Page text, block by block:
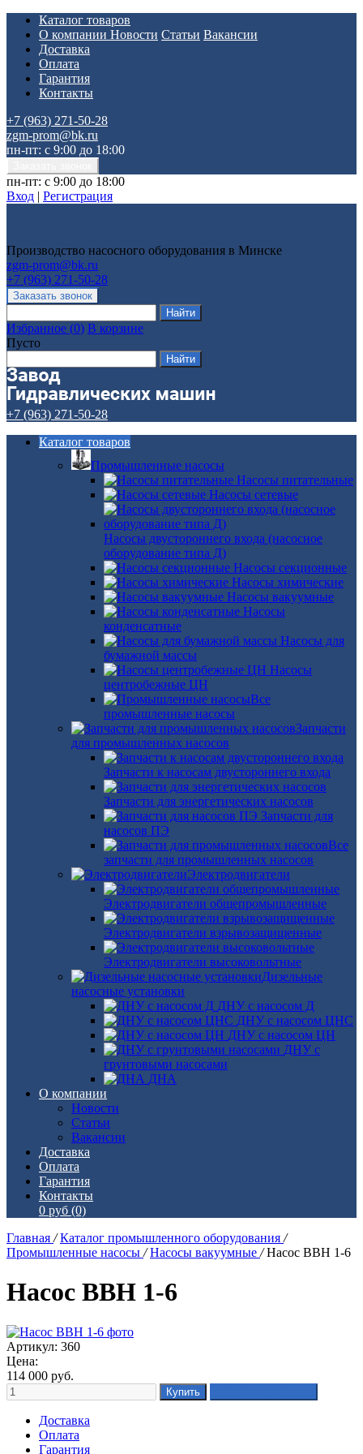
Каталог товаров
О компании Новости Статьи Вакансии
Доставка
Оплата
Гарантия
Контакты
+7 (963) 271-50-28
zgm-prom@bk.ru
пн-пт: с 9:00 до 18:00
пн-пт: с 9:00 до 18:00
Вход | Регистрация
Производство насосного оборудования в Минске
zgm-prom@bk.ru
+7 (963) 271-50-28
Избранное (0) В корзине
Пусто
+7 (963) 271-50-28
Каталог товаров
Промышленные насосы
Насосы питательные
Насосы сетевые
Насосы двустороннего входа (насосное
оборудование типа Д)
Насосы секционные
Насосы химические
Насосы вакуумные
Насосы
конденсатные
Насосы для
бумажной массы
Насосы
центробежные ЦН
Все
промышленные насосы
Запчасти
для промышленных насосов
Запчасти к насосам двустороннего входа
Запчасти для энергетических насосов
Запчасти для
насосов ПЭ
Все
запчасти для промышленных насосов
Электродвигатели
Электродвигатели общепромышленные
Электродвигатели взрывозащищенные
Электродвигатели высоковольтные
Дизельные
насосные установки
ДНУ с насосом Д
ДНУ с насосом ЦНС
ДНУ с насосом ЦН
ДНУ с
грунтовыми насосами
ДНА
О компании
Новости
Статьи
Вакансии
Доставка
Оплата
Гарантия
Контакты
0 руб (0)
Главная / Каталог промышленного оборудования /
Промышленные насосы / Насосы вакуумные / Насос ВВН 1-6
Насос ВВН 1-6
Артикул: 360
Цена:
114 000 руб.
Доставка
Оплата
Гарантия